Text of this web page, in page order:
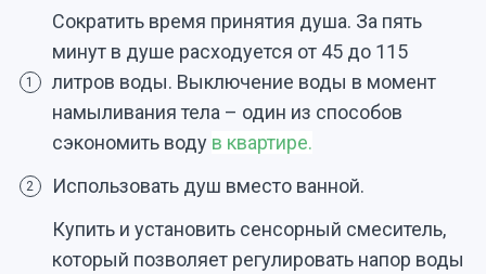
1
Сократить время принятия душа. За пять
минут в душе расходуется от 45 до 115
литров воды. Выключение воды в момент
намыливания тела – один из способов
сэкономить воду в квартире.
2 Использовать душ вместо ванной.
Купить и установить сенсорный смеситель,
который позволяет регулировать напор воды